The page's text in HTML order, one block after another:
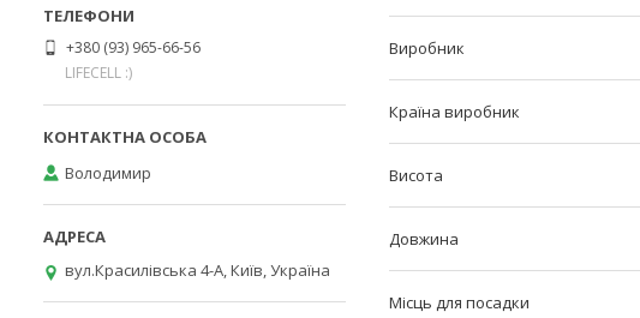
Виробник
Країна виробник
Висота
Довжина
Місць для посадки
+380 (93) 965-66-56
LIFECELL :)
Володимир
вул.Красилівська 4-А, Київ, Україна